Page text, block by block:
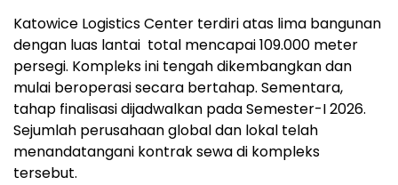
Katowice Logistics Center terdiri atas lima bangunan
dengan luas lantai total mencapai 109.000 meter
persegi. Kompleks ini tengah dikembangkan dan
mulai beroperasi secara bertahap. Sementara,
tahap finalisasi dijadwalkan pada Semester-I 2026.
Sejumlah perusahaan global dan lokal telah
menandatangani kontrak sewa di kompleks
tersebut.